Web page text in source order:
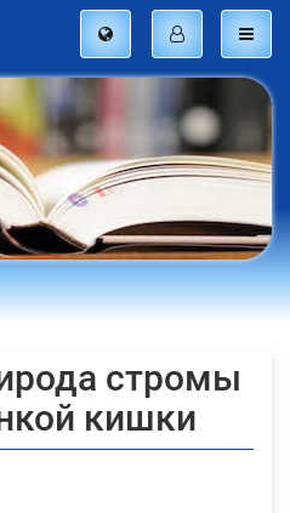
стромы
кишки